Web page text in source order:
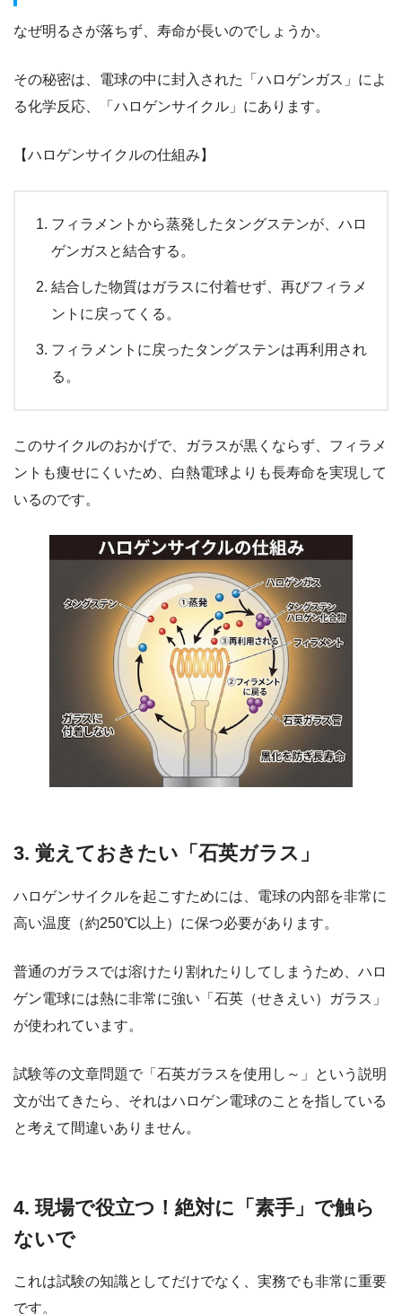
なぜ明るさが落ちず、寿命が長いのでしょうか。
その秘密は、電球の中に封入された「ハロゲンガス」によ
る化学反応、「ハロゲンサイクル」にあります。
【ハロゲンサイクルの仕組み】
フィラメントから蒸発したタングステンが、ハロ
ゲンガスと結合する。
結合した物質はガラスに付着せず、再びフィラメ
ントに戻ってくる。
フィラメントに戻ったタングステンは再利用され
る。
このサイクルのおかげで、ガラスが黒くならず、フィラメ
ントも痩せにくいため、白熱電球よりも長寿命を実現して
いるのです。
3. 覚えておきたい「石英ガラス」
ハロゲンサイクルを起こすためには、電球の内部を非常に
高い温度（約250℃以上）に保つ必要があります。
普通のガラスでは溶けたり割れたりしてしまうため、ハロ
ゲン電球には熱に非常に強い「石英（せきえい）ガラス」
が使われています。
試験等の文章問題で「石英ガラスを使用し～」という説明
文が出てきたら、それはハロゲン電球のことを指している
と考えて間違いありません。
4. 現場で役立つ！絶対に「素手」で触ら
ないで
これは試験の知識としてだけでなく、実務でも非常に重要
です。